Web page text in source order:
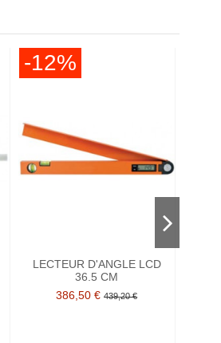
-12%
LECTEUR D'ANGLE LCD
36.5 CM
386,50 € 439,20 €